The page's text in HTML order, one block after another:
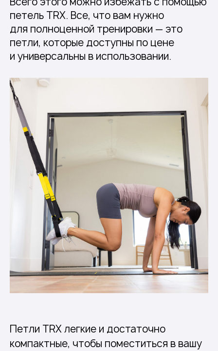
петель TRX. Все, что вам нужно
для полноценной тренировки — это
петли, которые доступны по цене
и универсальны в использовании.
Петли TRX легкие и достаточно
компактные, чтобы поместиться в вашу